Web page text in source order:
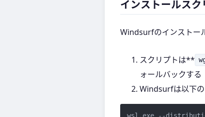
インストールス
Windsurfのインストー
スクリプトは**
ォールバックする
Windsurfは以下の